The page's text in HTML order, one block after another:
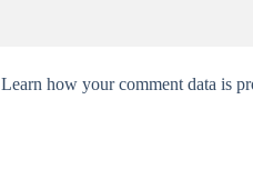
Learn how your comment data is